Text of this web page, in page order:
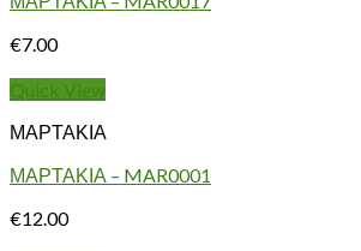
€7.00
Quick View
ΜΑΡΤΑΚΙΑ
ΜΑΡΤΑΚΙΑ – MAR0001
€12.00